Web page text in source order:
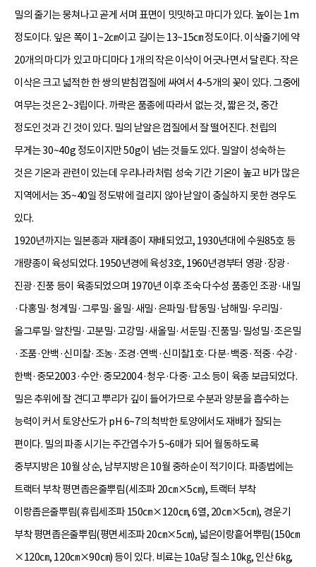
밀의 줄기는 뭉쳐나고 곧게 서며 표면이 밋밋하고 마디가 있다. 높이는 1m
정도이다. 잎은 폭이 1~2㎝이고 길이는 13~15㎝ 정도이다. 이삭줄기에 약
20개의 마디가 있고 마디마다 1개의 작은 이삭이 어긋나면서 달린다. 작은
이삭은 크고 넓적한 한 쌍의 받침껍질에 싸여서 4~5개의 꽃이 있다. 그중에
여무는 것은 2~3립이다. 까락은 품종에 따라서 없는 것, 짧은 것, 중간
정도인 것과 긴 것이 있다. 밀의 낟알은 껍질에서 잘 떨어진다. 천립의
무게는 30~40g 정도이지만 50g이 넘는 것들도 있다. 밀알이 성숙하는
것은 기온과 관련이 있는데 우리나라처럼 성숙 기간 기온이 높고 비가 많은
지역에서는 35~40일 정도밖에 걸리지 않아 낟알이 충실하지 못한 경우도
있다.
1920년까지는 일본종과 재래종이 재배되었고, 1930년대에 수원85호 등
개량종이 육성되었다. 1950년경에 육성3호, 1960년경부터 영광·장광·
진광·진풍 등이 육종되었으며 1970년 이후 조숙 다수성 품종인 조광·내밀
·다홍밀·청계밀·그루밀·올밀·새밀·은파밀·탑동밀·남해밀·우리밀·
올그루밀·알찬밀·고분밀·고강밀·새올밀·서둔밀·진품밀·밀성밀·조은밀
·조품·안백·신미찰·조농·조경·연백·신미찰1호·다분·백중·적중·수강·
한백·중모2003·수안·중모2004·청우·다중·고소 등이 육종 보급되었다.
밀은 추위에 잘 견디고 뿌리가 깊이 들어가므로 수분과 양분을 흡수하는
능력이 커서 토양산도가 pH 6~7의 척박한 토양에서도 재배가 잘되는
편이다. 밀의 파종 시기는 주간엽수가 5~6매가 되어 월동하도록
중부지방은 10월 상순, 남부지방은 10월 중하순이 적기이다. 파종법에는
트랙터 부착 평면좁은줄뿌림(세조파 20㎝×5㎝), 트랙터 부착
이랑좁은줄뿌림(휴립세조파 150㎝×120㎝, 6열, 20㎝×5㎝), 경운기
부착 평면좁은줄뿌림(평면세조파 20㎝×5㎝), 넓은이랑흩어뿌림(150㎝
×120㎝, 120㎝×90㎝) 등이 있다. 비료는 10a당 질소 10㎏, 인산 6㎏,